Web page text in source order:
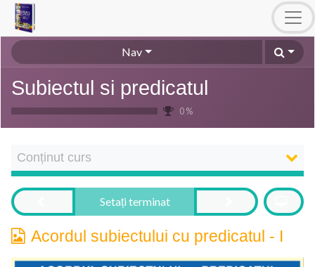
Nav
Subiectul si predicatul
0 %
Conținut curs
Acordul subiectului cu predicatul - I
Setați terminat